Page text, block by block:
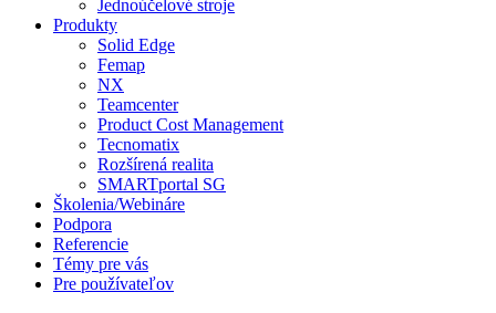
Jednoúčelové stroje
Produkty
Solid Edge
Femap
NX
Teamcenter
Product Cost Management
Tecnomatix
Rozšírená realita
SMARTportal SG
Školenia/Webináre
Podpora
Referencie
Témy pre vás
Pre používateľov